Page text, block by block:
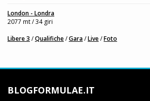
London - Londra
2077 mt / 34 giri
Libere 3 /Qualifiche/Gara/Live/Foto
BLOGFORMULAE.IT